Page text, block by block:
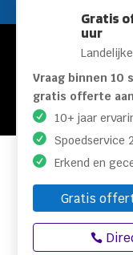
Gratis
uur
Vraag binnen 10
gratis offerte
10+ jaar
Spoedservice
Erkend en
Gratis
© Copyright